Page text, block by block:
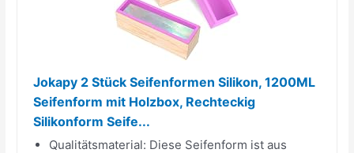
Jokapy 2 Stück Seifenformen Silikon, 1200ML
Seifenform mit Holzbox, Rechteckig
Silikonform Seife...
Qualitätsmaterial: Diese Seifenform ist aus